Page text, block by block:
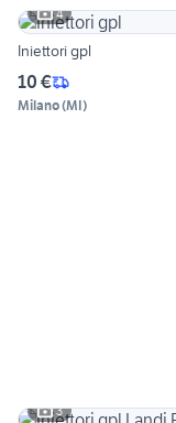
4
Iniettori gpl
10 €
Milano(MI)
3